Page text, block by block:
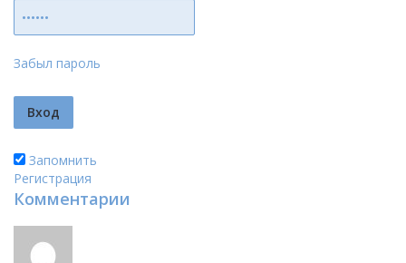
Забыл пароль
Запомнить
Регистрация
Комментарии